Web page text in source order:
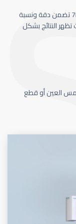
كاميرا تتبع حركة العين سباعية الابعاد 7D تضمن دقة ونسبة
تظهر النتائج بشكل
لمس العين أو قطع